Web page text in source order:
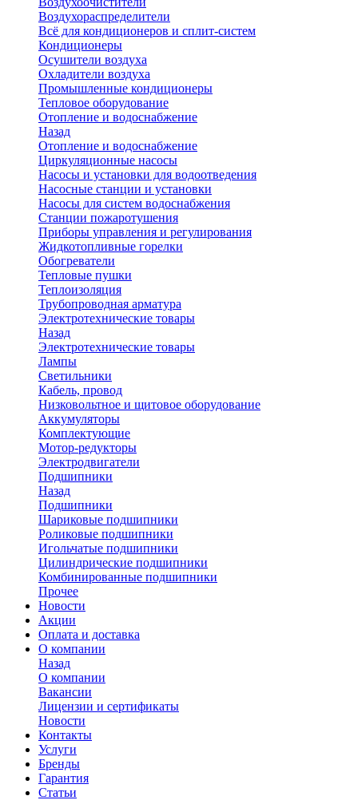
Воздухораспределители
Всё для кондиционеров и сплит-систем
Кондиционеры
Осушители воздуха
Охладители воздуха
Промышленные кондиционеры
Тепловое оборудование
Отопление и водоснабжение
Назад
Отопление и водоснабжение
Циркуляционные насосы
Насосы и установки для водоотведения
Насосные станции и установки
Насосы для систем водоснабжения
Станции пожаротушения
Приборы управления и регулирования
Жидкотопливные горелки
Обогреватели
Тепловые пушки
Теплоизоляция
Трубопроводная арматура
Электротехнические товары
Назад
Электротехнические товары
Лампы
Светильники
Кабель, провод
Низковольтное и щитовое оборудование
Аккумуляторы
Комплектующие
Мотор-редукторы
Электродвигатели
Подшипники
Назад
Подшипники
Шариковые подшипники
Роликовые подшипники
Игольчатые подшипники
Цилиндрические подшипники
Комбинированные подшипники
Прочее
Новости
Акции
Оплата и доставка
О компании
Назад
О компании
Вакансии
Лицензии и сертификаты
Новости
Контакты
Услуги
Бренды
Гарантия
Статьи